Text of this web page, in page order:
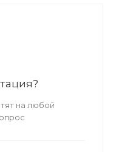
на любой